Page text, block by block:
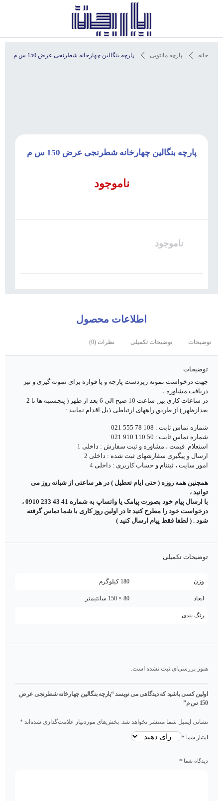
خانه پارچه مانتویی پارچه بنگالین چهارخانه شطرنجی عرض 150 س م
پارچه بنگالین چهارخانه شطرنجی عرض 150 س م
ناموجود
ناموجود
اطلاعات محصول
توضیحات توضیحات تکمیلی نظرات (0)
توضیحات
جهت درخواست نمونه زیردست پارچه و یا قواره برای نمونه گیری و نیز
دریافت مشاوره ،
در ساعات کاری بین ساعت 10 صبح الی 6 بعد از ظهر ( پنجشنبه ها تا 2
بعدازظهر ) از طریق راههای ارتباطی ذیل اقدام نمایید :
شماره تماس ثابت : 108 78 555 021
شماره تماس ثابت : 50 110 910 021
استعلام قیمت ، مشاوره و ثبت سفارش : داخلی 1
ارسال و پیگیری سفارشهای ثبت شده : داخلی 2
امور سایت ، ثبتنام و حساب کاربری : داخلی 4
همچنین همه روزه ( حتی ایام تعطیل ) در هر ساعتی از شبانه روز می
توانید ،
با ارسال پیام خود بصورت پیامک یا واتساپ به شماره 41 43 233 0910 ،
درخواست خود را مطرح کنید تا در اولین روز کاری با شما تماس گرفته
شود . ( لطفا فقط پیام ارسال کنید )
توضیحات تکمیلی
وزن 180 کیلوگرم
ابعاد 80 × 150 سانتیمتر
رنگ بندی
هنوز بررسی‌ای ثبت نشده است.
اولین کسی باشید که دیدگاهی می نویسد “پارچه بنگالین چهارخانه شطرنجی عرض
150 س م”
نشانی ایمیل شما منتشر نخواهد شد. بخش‌های موردنیاز علامت‌گذاری شده‌اند *
امتیاز شما *
دیدگاه شما *
استعلام آخرین قیمت و مشاوره